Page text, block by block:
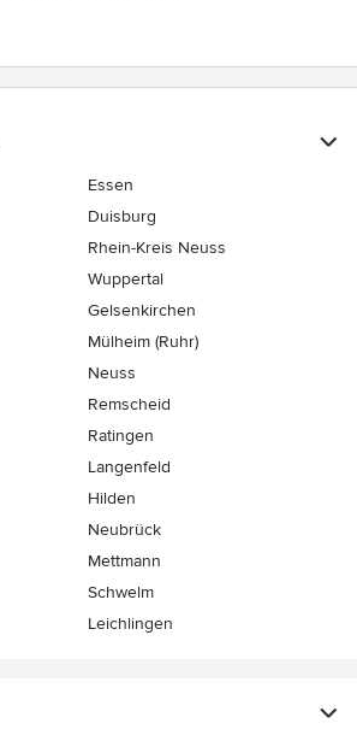
Essen
Duisburg
Rhein-Kreis Neuss
Wuppertal
Gelsenkirchen
Mülheim (Ruhr)
Neuss
Remscheid
Ratingen
Langenfeld
Hilden
Neubrück
Mettmann
Schwelm
Leichlingen